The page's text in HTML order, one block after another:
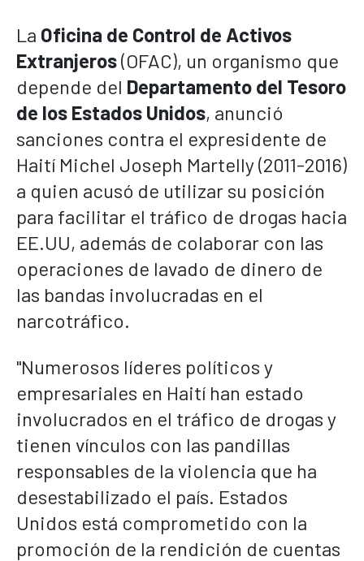
La Oficina de Control de Activos
Extranjeros(OFAC), un organismo que
depende del Departamento del Tesoro
de los Estados Unidos, anunció
sanciones contra el expresidente de
Haití Michel Joseph Martelly (2011-2016)
a quien acusó de utilizar su posición
para facilitar el tráfico de drogas hacia
EE.UU, además de colaborar con las
operaciones de lavado de dinero de
las bandas involucradas en el
narcotráfico.
"Numerosos líderes políticos y
empresariales en Haití han estado
involucrados en el tráfico de drogas y
tienen vínculos con las pandillas
responsables de la violencia que ha
desestabilizado el país. Estados
Unidos está comprometido con la
promoción de la rendición de cuentas